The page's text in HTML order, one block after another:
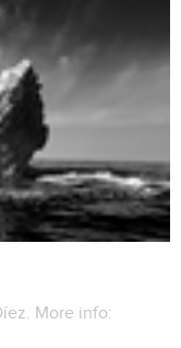
More info: